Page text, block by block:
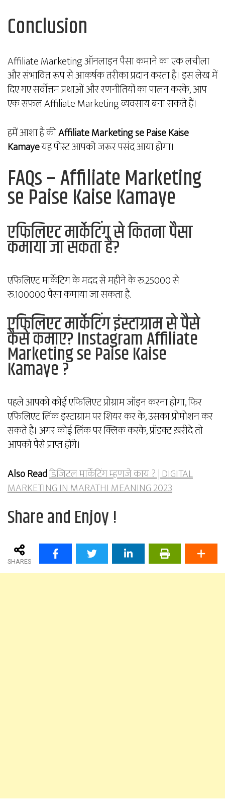
Conclusion
Affiliate Marketing ऑनलाइन पैसा कमाने का एक लचीला
और संभावित रूप से आकर्षक तरीका प्रदान करता है। इस लेख में
दिए गए सर्वोत्तम प्रथाओं और रणनीतियों का पालन करके, आप
एक सफल Affiliate Marketing व्यवसाय बना सकते हैं।
हमें आशा है कीAffiliate Marketing se Paise Kaise
Kamayeयह पोस्ट आपको जरूर पसंद आया होगा।
FAQs – Affiliate Marketing
se Paise Kaise Kamaye
एफिलिएट मार्केटिंग से कितना पैसा
कमाया जा सकता है?
एफिलिएट मार्केटिंग के मदद से महीने के रु.25000 से
रु.100000 पैसा कमाया जा सकता है.
एफिलिएट मार्केटिंग इंस्टाग्राम से पैसे
कैसे कमाए? Instagram Affiliate
Marketing se Paise Kaise
Kamaye ?
पहले आपको कोई एफिलिएट प्रोग्राम जॉइन करना होगा, फिर
एफिलिएट लिंक इंस्टाग्राम पर शियर कर के, उसका प्रोमोशन कर
सकते है। अगर कोई लिंक पर क्लिक करके, प्रॉडक्ट ख़रीदे तो
आपको पैसे प्राप्त होंगे।
Also Readडिजिटल मार्केटिंग म्हणजे काय ? | DIGITAL
MARKETING IN MARATHI MEANING 2023
Share and Enjoy !
SHARES